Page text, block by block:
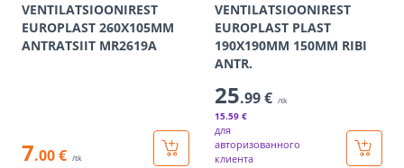
VENTILATSIOONIREST
EUROPLAST 260X105MM
ANTRATSIIT MR2619A
7.00 € /tk
VENTILATSIOONIREST
EUROPLAST PLAST
190X190MM 150MM RIBI
ANTR.
25.99 € /tk
15.59 €
для
авторизованного
клиента